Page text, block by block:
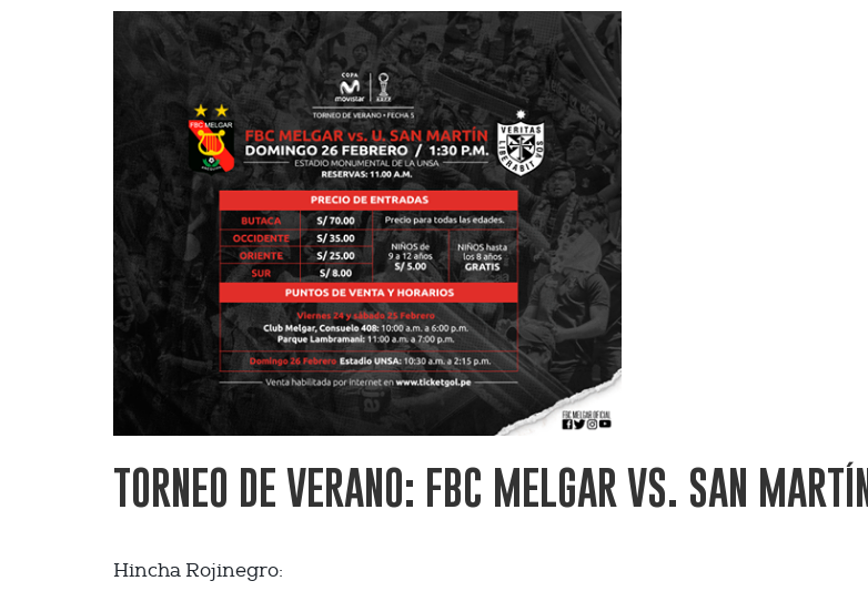
TORNEO DE VERANO: FBC MELGAR VS. SAN MARTÍN
Hincha Rojinegro: